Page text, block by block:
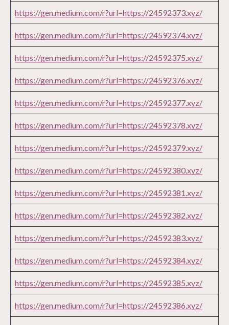
https://gen.medium.com/r?url=https://24592373.xyz/
https://gen.medium.com/r?url=https://24592374.xyz/
https://gen.medium.com/r?url=https://24592375.xyz/
https://gen.medium.com/r?url=https://24592376.xyz/
https://gen.medium.com/r?url=https://24592377.xyz/
https://gen.medium.com/r?url=https://24592378.xyz/
https://gen.medium.com/r?url=https://24592379.xyz/
https://gen.medium.com/r?url=https://24592380.xyz/
https://gen.medium.com/r?url=https://24592381.xyz/
https://gen.medium.com/r?url=https://24592382.xyz/
https://gen.medium.com/r?url=https://24592383.xyz/
https://gen.medium.com/r?url=https://24592384.xyz/
https://gen.medium.com/r?url=https://24592385.xyz/
https://gen.medium.com/r?url=https://24592386.xyz/